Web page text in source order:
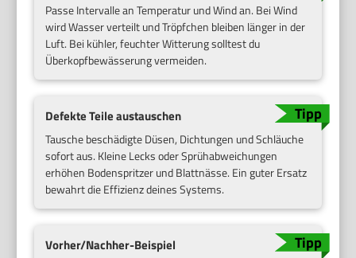
Passe Intervalle an Temperatur und Wind an. Bei Wind
wird Wasser verteilt und Tröpfchen bleiben länger in der
Luft. Bei kühler, feuchter Witterung solltest du
Überkopfbewässerung vermeiden.
Defekte Teile austauschen
Tausche beschädigte Düsen, Dichtungen und Schläuche
sofort aus. Kleine Lecks oder Sprühabweichungen
erhöhen Bodenspritzer und Blattnässe. Ein guter Ersatz
bewahrt die Effizienz deines Systems.
Vorher/Nachher-Beispiel